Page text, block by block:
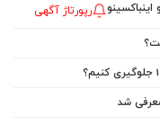
رپورتاژ آگهی